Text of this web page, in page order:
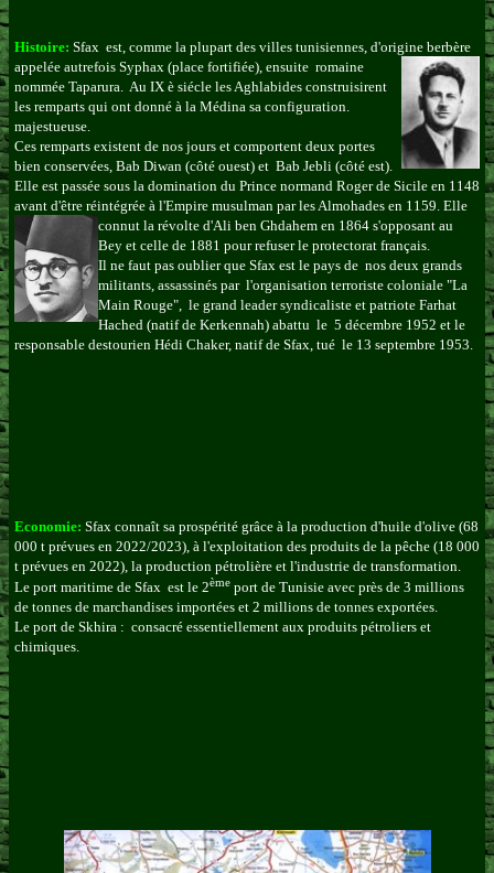
Histoire: Sfax est, comme la plupart des villes tunisiennes, d'origine berbère
appelée autrefois Syphax (place fortifiée), ensuite romaine
nommée Taparura. Au IX è siécle les Aghlabides construisirent
les remparts qui ont donné à la Médina sa configuration.
majestueuse.
Ces remparts existent de nos jours et comportent deux portes
bien conservées, Bab Diwan (côté ouest) et Bab Jebli (côté est).
Elle est passée sous la domination du Prince normand Roger de Sicile en 1148
avant d'être réintégrée à l'Empire musulman par les Almohades en 1159. Elle
connut la révolte d'Ali ben Ghdahem en 1864 s'opposant au
Bey et celle de 1881 pour refuser le protectorat français.
Il ne faut pas oublier que Sfax est le pays de nos deux grands
militants, assassinés par l'organisation terroriste coloniale "La
Main Rouge", le grand leader syndicaliste et patriote Farhat
Hached (natif de Kerkennah) abattu le 5 décembre 1952 et le
responsable destourien Hédi Chaker, natif de Sfax, tué le 13 septembre 1953.
Economie: Sfax connaît sa prospérité grâce à la production d'huile d'olive (68
000 t prévues en 2022/2023), à l'exploitation des produits de la pêche (18 000
t prévues en 2022), la production pétrolière et l'industrie de transformation.
Le port maritime de Sfax est le 2ème port de Tunisie avec près de 3 millions
de tonnes de marchandises importées et 2 millions de tonnes exportées.
Le port de Skhira : consacré essentiellement aux produits pétroliers et
chimiques.